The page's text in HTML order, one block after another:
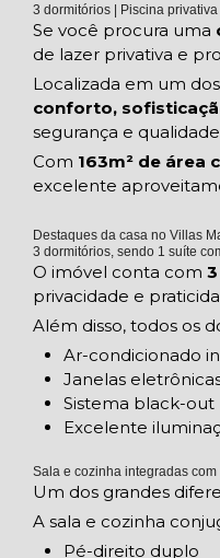
3 dormitórios | Piscina
Se você procura uma
de lazer privativa e
Localizada em um
conforto,
segurança e
Com 163m² de área
excelente
Destaques da casa no Villas
3 dormitórios, sendo 1 suíte
O imóvel conta com
privacidade e
Além disso, todos os
Ar-condicionado
Janelas
Sistema black-out
Excelente
Sala e cozinha integradas
Um dos grandes
A sala e cozinha
Pé-direito duplo